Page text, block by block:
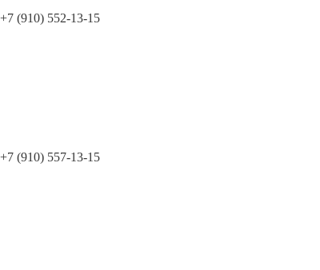
+7 (910) 552-13-15
+7 (910) 557-13-15